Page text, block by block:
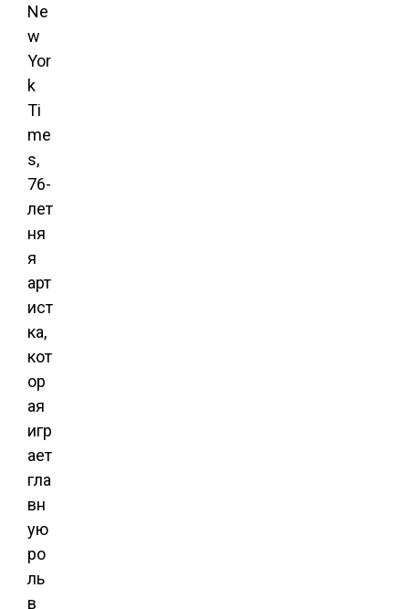
Ne
w
Yor
k
Ti
me
s,
76-
лет
ня
я
арт
ист
ка,
кот
ор
ая
игр
ает
гла
вн
ую
ро
ль
в